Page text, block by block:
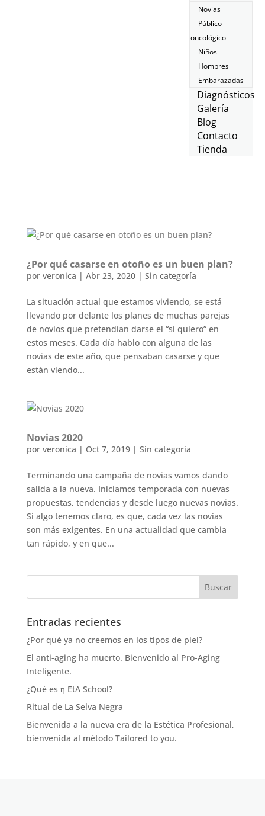
Novias
Público
oncológico
Niños
Hombres
Embarazadas
Diagnósticos
Galería
Blog
Contacto
Tienda
¿Por qué casarse en otoño es un buen plan?
por veronica | Abr 23, 2020| Sin categoría
La situación actual que estamos viviendo, se está
llevando por delante los planes de muchas parejas
de novios que pretendían darse el “sí quiero” en
estos meses. Cada día hablo con alguna de las
novias de este año, que pensaban casarse y que
están viendo...
Novias 2020
por veronica | Oct 7, 2019| Sin categoría
Terminando una campaña de novias vamos dando
salida a la nueva. Iniciamos temporada con nuevas
propuestas, tendencias y desde luego nuevas novias.
Si algo tenemos claro, es que, cada vez las novias
son más exigentes. En una actualidad que cambia
tan rápido, y en que...
Entradas recientes
¿Por qué ya no creemos en los tipos de piel?
El anti-aging ha muerto. Bienvenido al Pro-Aging
Inteligente.
¿Qué es η EtA School?
Ritual de La Selva Negra
Bienvenida a la nueva era de la Estética Profesional,
bienvenida al método Tailored to you.